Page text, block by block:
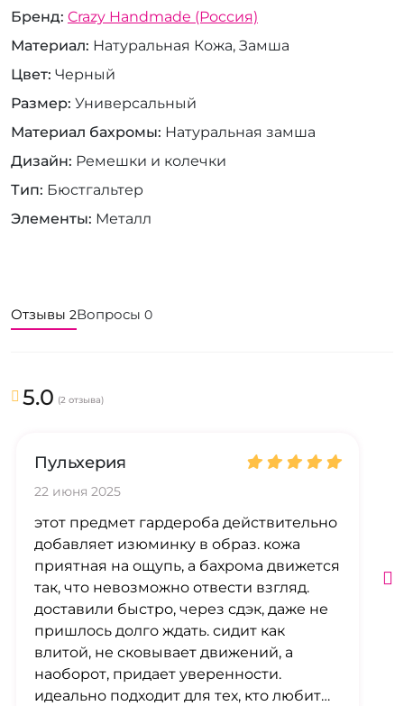
Бренд Crazy Handmade (Россия)
Материал Натуральная Кожа, Замша
Цвет Черный
Размер Универсальный
Материал бахромы Натуральная замша
Дизайн Ремешки и колечки
Тип Бюстгальтер
Элементы Металл
Отзывы 2Вопросы 0
5.0 (2 отзыва)
Пульхерия
22 июня 2025
этот предмет гардероба действительно
добавляет изюминку в образ. кожа
приятная на ощупь, а бахрома движется
так, что невозможно отвести взгляд.
доставили быстро, через сдэк, даже не
пришлось долго ждать. сидит как
влитой, не сковывает движений, а
наоборот, придает уверенности.
идеально подходит для тех, кто любит